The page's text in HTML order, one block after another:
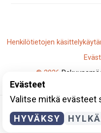
Henkilötietojen
© 2026
Evästeet
Valitse mitkä evästeet
HYVÄKSY